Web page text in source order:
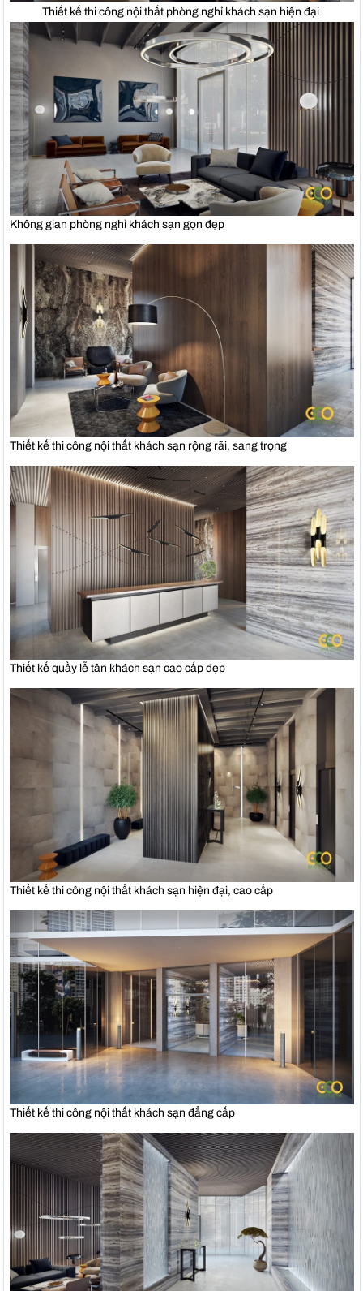
Thiết kế thi công nội thất phòng nghỉ khách sạn hiện đại
Không gian phòng nghỉ khách sạn gọn đẹp
Thiết kế thi công nội thất khách sạn rộng rãi, sang trọng
Thiết kế quầy lễ tân khách sạn cao cấp đẹp
Thiết kế thi công nội thất khách sạn hiện đại, cao cấp
Thiết kế thi công nội thất khách sạn đẳng cấp